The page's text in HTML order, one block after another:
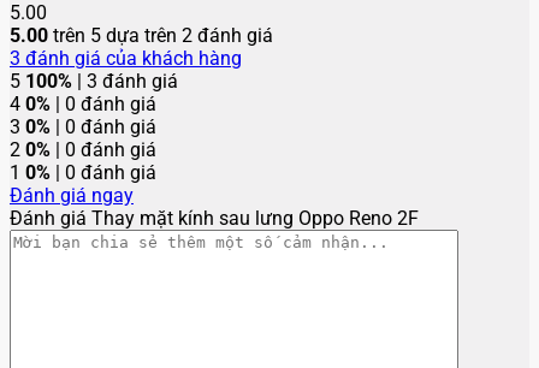
5.00
5.00 trên 5 dựa trên 2 đánh giá
3 đánh giá của khách hàng
5 100% | 3 đánh giá
4 0% | 0 đánh giá
3 0% | 0 đánh giá
2 0% | 0 đánh giá
1 0% | 0 đánh giá
Đánh giá ngay
Đánh giá Thay mặt kính sau lưng Oppo Reno 2F